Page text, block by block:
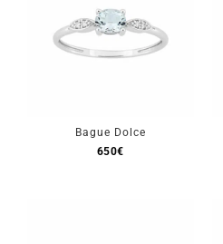
Bague Dolce
650€